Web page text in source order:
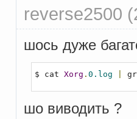
reverse2500
шось дуже
$ cat Xorg . 0.log
шо виводить ?